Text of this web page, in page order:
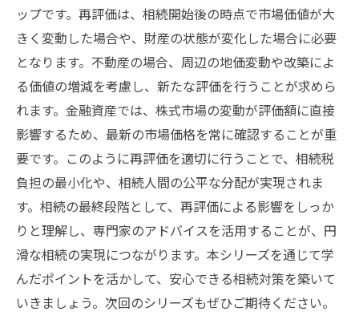
ップです。再評価は、相続開始後の時点で市場価値が大
きく変動した場合や、財産の状態が変化した場合に必要
となります。不動産の場合、周辺の地価変動や改築によ
る価値の増減を考慮し、新たな評価を行うことが求めら
れます。金融資産では、株式市場の変動が評価額に直接
影響するため、最新の市場価格を常に確認することが重
要です。このように再評価を適切に行うことで、相続税
負担の最小化や、相続人間の公平な分配が実現されま
す。相続の最終段階として、再評価による影響をしっか
りと理解し、専門家のアドバイスを活用することが、円
滑な相続の実現につながります。本シリーズを通じて学
んだポイントを活かして、安心できる相続対策を築いて
いきましょう。次回のシリーズもぜひご期待ください。